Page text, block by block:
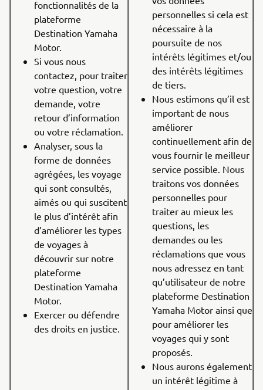
fonctionnalités de la
plateforme
Destination Yamaha
Motor.
Si vous nous
contactez, pour traiter
votre question, votre
demande, votre
retour d’information
ou votre réclamation.
Analyser, sous la
forme de données
agrégées, les voyage
qui sont consultés,
aimés ou qui suscitent
le plus d’intérêt afin
d’améliorer les types
de voyages à
découvrir sur notre
plateforme
Destination Yamaha
Motor.
Exercer ou défendre
des droits en justice.
personnelles si cela est
nécessaire à la
poursuite de nos
intérêts légitimes et/ou
des intérêts légitimes
de tiers.
Nous estimons qu’il est
important de nous
améliorer
continuellement afin de
vous fournir le meilleur
service possible. Nous
traitons vos données
personnelles pour
traiter au mieux les
questions, les
demandes ou les
réclamations que vous
nous adressez en tant
qu’utilisateur de notre
plateforme Destination
Yamaha Motor ainsi que
pour améliorer les
voyages qui y sont
proposés.
Nous aurons également
un intérêt légitime à